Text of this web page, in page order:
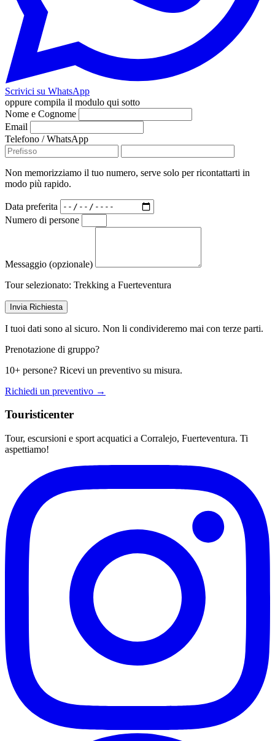
Scrivici su WhatsApp
oppure compila il modulo qui sotto
Nome e Cognome
Email
Telefono / WhatsApp
Non memorizziamo il tuo numero, serve solo per ricontattarti in
modo più rapido.
Data preferita
Numero di persone
Messaggio (opzionale)
Tour selezionato: Trekking a Fuerteventura
Invia Richiesta
I tuoi dati sono al sicuro. Non li condivideremo mai con terze parti.
Prenotazione di gruppo?
10+ persone? Ricevi un preventivo su misura.
Richiedi un preventivo →
Touristicenter
Tour, escursioni e sport acquatici a Corralejo, Fuerteventura. Ti
aspettiamo!